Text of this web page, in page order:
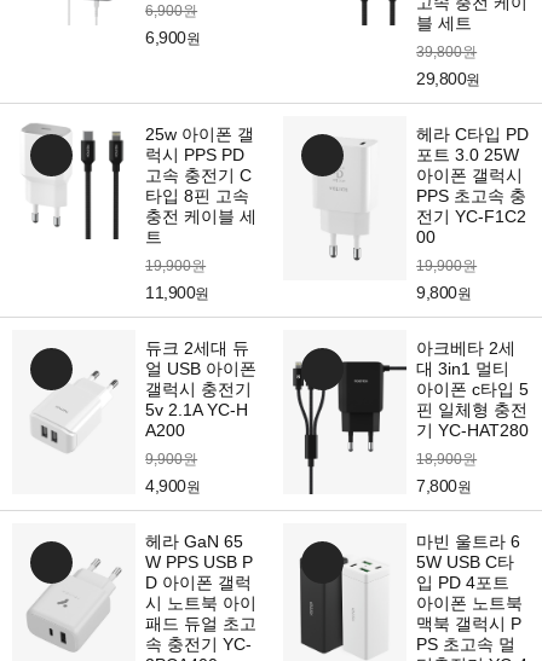
6,900원
6,900원
블 세트
39,800원
29,800원
25w 아이폰 갤
럭시 PPS PD
고속 충전기 C
타입 8핀 고속
충전 케이블 세
트
19,900원
11,900원
헤라 C타입 PD
포트 3.0 25W
아이폰 갤럭시
PPS 초고속 충
전기 YC-F1C2
00
19,900원
9,800원
듀크 2세대 듀
얼 USB 아이폰
갤럭시 충전기
5v 2.1A YC-H
A200
9,900원
4,900원
아크베타 2세
대 3in1 멀티
아이폰 c타입 5
핀 일체형 충전
기 YC-HAT280
18,900원
7,800원
헤라 GaN 65
W PPS USB P
D 아이폰 갤럭
시 노트북 아이
패드 듀얼 초고
속 충전기 YC-
마빈 울트라 6
5W USB C타
입 PD 4포트
아이폰 노트북
맥북 갤럭시 P
PS 초고속 멀